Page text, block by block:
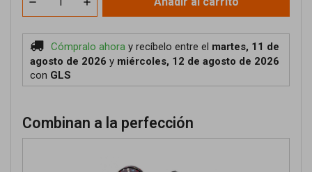
Cómpralo ahora y recíbelo entre el martes, 11 de
agosto de 2026 y miércoles, 12 de agosto de 2026
con GLS
Combinan a la perfección